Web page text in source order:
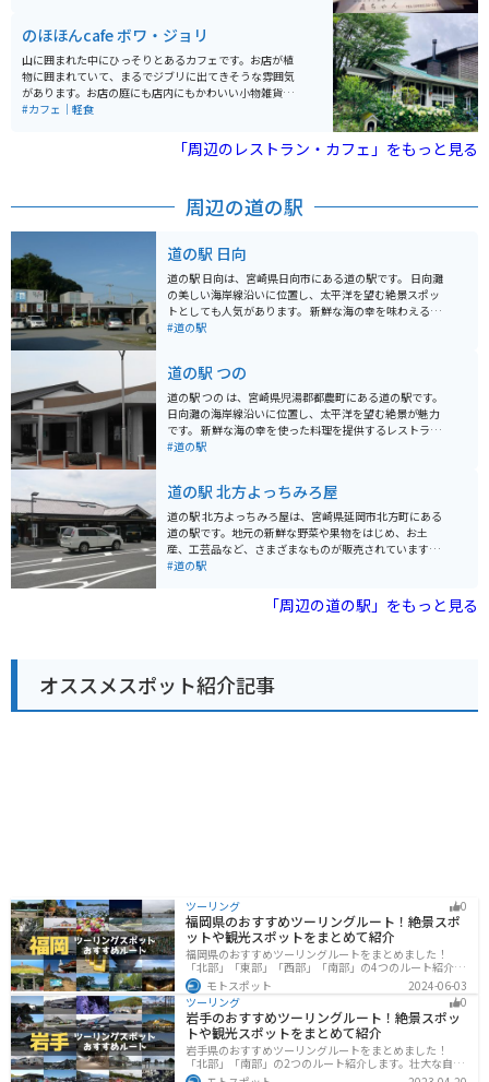
のほほんcafe ボワ・ジョリ
山に囲まれた中にひっそりとあるカフェです。お店が植
物に囲まれていて、まるでジブリに出てきそうな雰囲気
があります。お店の庭にも店内にもかわいい小物雑貨が
たくさんディスプレイされており、とても癒されます。
でお洒落です。店内の至る所に遊び心が満載のカフェで
した。バナナケーキが絶品です。
#カフェ｜軽食
「周辺のレストラン・カフェ」をもっと見る
周辺の道の駅
道の駅 日向
道の駅 日向は、宮崎県日向市にある道の駅です。 日向灘
の美しい海岸線沿いに位置し、太平洋を望む絶景スポッ
トとしても人気があります。 新鮮な海の幸を味わえるレ
ストランや、地元の特産品を販売するショップなどがあ
向市の温暖な気候を感じながら、海岸線をツーリングす
るのもおすすめです。 道の駅 日向では、日向市の特産品
である「へべす」を使った商品が人気です。 へべすは、
スダチやカボスに似た柑橘類で、爽やかな香りと酸味が
特徴です。 へべすを使ったジュースや調味料、お菓子な
#道の駅
道の駅 つの
道の駅 つの は、宮崎県児湯郡都農町にある道の駅です。
日向灘の海岸線沿いに位置し、太平洋を望む絶景が魅力
です。 新鮮な海の幸を使った料理を提供するレストラン
や、地元の特産品を販売するショップなどがあります。
海水浴場として有名なサンビーチ一ツ葉があります。 夏
には多くの観光客でにぎわいます。 バイクで訪れる場
合、道の駅には広々とした駐車場が完備されているので
安心です。 海岸線沿いの道路は、景色も良く、ツーリン
グにも最適です。 道の駅 つの は、雄大な太平洋を眺めな
#道の駅
道の駅 北方よっちみろ屋
道の駅 北方よっちみろ屋は、宮崎県延岡市北方町にある
道の駅です。地元の新鮮な野菜や果物をはじめ、お土
産、工芸品など、さまざまなものが販売されています。
バイクで訪れる際は、駐車場も広く停めやすいので安心
滝や、巨岩が連なる渓谷美で知られる鹿川渓谷など、自
然豊かな観光スポットがたくさんあります。 道の駅で販
また、地元産の猪肉を使った猪肉まんも人気です。
#道の駅
「周辺の道の駅」をもっと見る
オススメスポット紹介記事
ツーリング 0
福岡県のおすすめツーリングルート！絶景スポ
ットや観光スポットをまとめて紹介
福岡県のおすすめツーリングルートをまとめました！
「北部」「東部」「西部」「南部」の4つのルート紹介し
ます。豊かな自然から歴史ある名所、グルメまで多彩な
魅力が詰まっており、様々な楽しみ方ができます。バイ
クで福岡県にツーリングに行く際は参考にしてくださ
い。
モトスポット
2024-06-03
ツーリング
0
岩手のおすすめツーリングルート！絶景スポッ
トや観光スポットをまとめて紹介
岩手県のおすすめツーリングルートをまとめました！
「北部」「南部」の2つのルート紹介します。壮大な自然
や歴史的な観光スポットが多く存在するので楽しめま